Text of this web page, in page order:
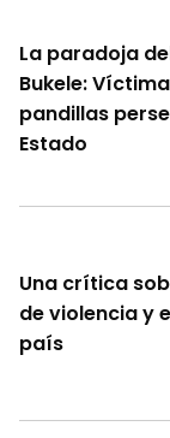
La paradoja
Bukele:
pandillas
Estado
Una crítica
de violencia y
país